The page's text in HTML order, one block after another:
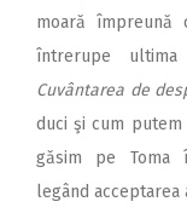
moară împreună
întrerupe ultima
Cuvântarea de
duci şi cum
găsim pe Toma
legând